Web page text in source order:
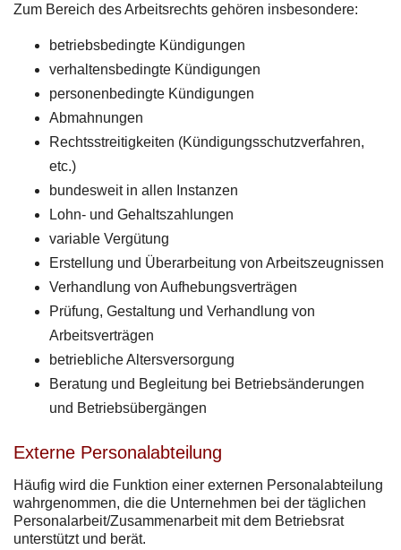
Zum Bereich des Arbeitsrechts gehören insbesondere:
betriebsbedingte Kündigungen
verhaltensbedingte Kündigungen
personenbedingte Kündigungen
Abmahnungen
Rechtsstreitigkeiten (Kündigungsschutzverfahren,
etc.)
bundesweit in allen Instanzen
Lohn- und Gehaltszahlungen
variable Vergütung
Erstellung und Überarbeitung von Arbeitszeugnissen
Verhandlung von Aufhebungsverträgen
Prüfung, Gestaltung und Verhandlung von
Arbeitsverträgen
betriebliche Altersversorgung
Beratung und Begleitung bei Betriebsänderungen
und Betriebsübergängen
Externe Personalabteilung
Häufig wird die Funktion einer externen Personalabteilung
wahrgenommen, die die Unternehmen bei der täglichen
Personalarbeit/Zusammenarbeit mit dem Betriebsrat
unterstützt und berät.